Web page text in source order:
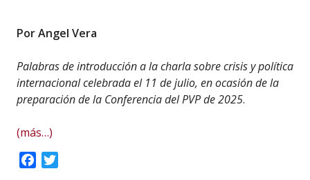
Por Angel Vera
Palabras de introducción a la charla sobre crisis y política
internacional celebrada el 11 de julio, en ocasión de la
preparación de la Conferencia del PVP de 2025.
(más…)
Facebook